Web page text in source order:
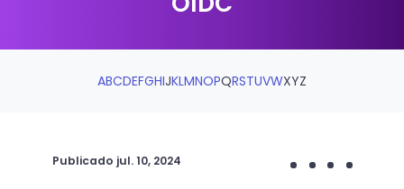
ABCDEFGHIJKLMNOPQRSTUVWXYZ
Publicado jul. 10, 2024